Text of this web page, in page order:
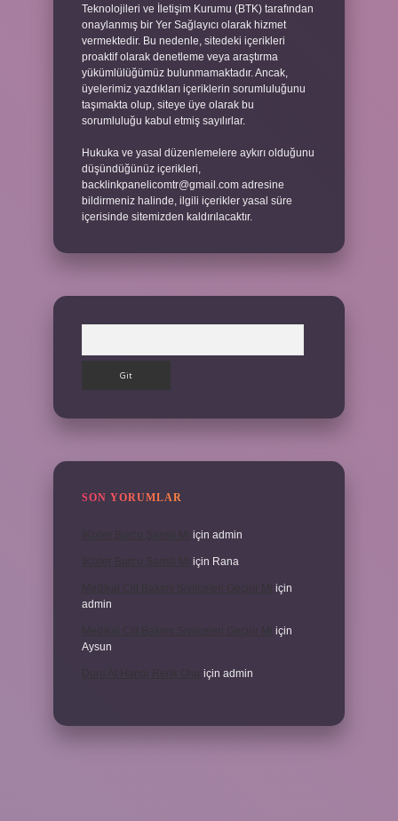
Teknolojileri ve İletişim Kurumu (BTK) tarafından
onaylanmış bir Yer Sağlayıcı olarak hizmet
vermektedir. Bu nedenle, sitedeki içerikleri
proaktif olarak denetleme veya araştırma
yükümlülüğümüz bulunmamaktadır. Ancak,
üyelerimiz yazdıkları içeriklerin sorumluluğunu
taşımakta olup, siteye üye olarak bu
sorumluluğu kabul etmiş sayılırlar.
Hukuka ve yasal düzenlemelere aykırı olduğunu
düşündüğünüz içerikleri,
backlinkpanelicomtr@gmail.com adresine
bildirmeniz halinde, ilgili içerikler yasal süre
içerisinde sitemizden kaldırılacaktır.
SON YORUMLAR
için admin
için Rana
için
admin
için
Aysun
için admin